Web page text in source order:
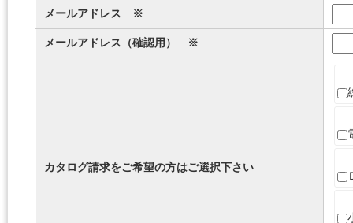
メールアドレス ※
メールアドレス（確認用） ※
カタログ請求をご希望の方はご選択下さい